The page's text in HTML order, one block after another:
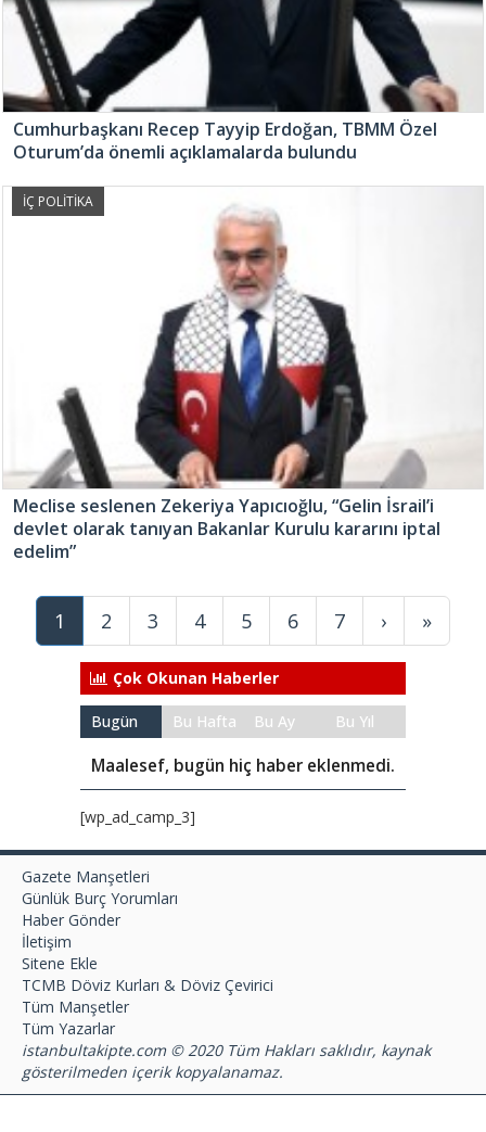
Cumhurbaşkanı Recep Tayyip Erdoğan, TBMM Özel
Oturum’da önemli açıklamalarda bulundu
İÇ POLİTİKA
Meclise seslenen Zekeriya Yapıcıoğlu, “Gelin İsrail’i
devlet olarak tanıyan Bakanlar Kurulu kararını iptal
edelim”
1 2 3 4 5 6 7 › »
Çok Okunan Haberler
Bugün Bu Hafta Bu Ay Bu Yıl
Maalesef, bugün hiç haber eklenmedi.
[wp_ad_camp_3]
Gazete Manşetleri
Günlük Burç Yorumları
Haber Gönder
İletişim
Sitene Ekle
TCMB Döviz Kurları & Döviz Çevirici
Tüm Manşetler
Tüm Yazarlar
istanbultakipte.com © 2020 Tüm Hakları saklıdır, kaynak
gösterilmeden içerik kopyalanamaz.